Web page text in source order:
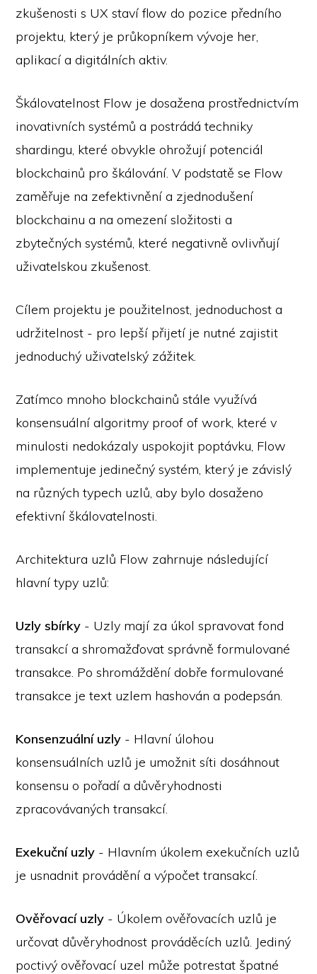
zkušenosti s UX staví flow do pozice předního
projektu, který je průkopníkem vývoje her,
aplikací a digitálních aktiv.
Škálovatelnost Flow je dosažena prostřednictvím
inovativních systémů a postrádá techniky
shardingu, které obvykle ohrožují potenciál
blockchainů pro škálování. V podstatě se Flow
zaměřuje na zefektivnění a zjednodušení
blockchainu a na omezení složitosti a
zbytečných systémů, které negativně ovlivňují
uživatelskou zkušenost.
Cílem projektu je použitelnost, jednoduchost a
udržitelnost - pro lepší přijetí je nutné zajistit
jednoduchý uživatelský zážitek.
Zatímco mnoho blockchainů stále využívá
konsensuální algoritmy proof of work, které v
minulosti nedokázaly uspokojit poptávku, Flow
implementuje jedinečný systém, který je závislý
na různých typech uzlů, aby bylo dosaženo
efektivní škálovatelnosti.
Architektura uzlů Flow zahrnuje následující
hlavní typy uzlů:
Uzly sbírky - Uzly mají za úkol spravovat fond
transakcí a shromažďovat správně formulované
transakce. Po shromáždění dobře formulované
transakce je text uzlem hashován a podepsán.
Konsenzuální uzly - Hlavní úlohou
konsensuálních uzlů je umožnit síti dosáhnout
konsensu o pořadí a důvěryhodnosti
zpracovávaných transakcí.
Exekuční uzly - Hlavním úkolem exekučních uzlů
je usnadnit provádění a výpočet transakcí.
Ověřovací uzly - Úkolem ověřovacích uzlů je
určovat důvěryhodnost prováděcích uzlů. Jediný
poctivý ověřovací uzel může potrestat špatné